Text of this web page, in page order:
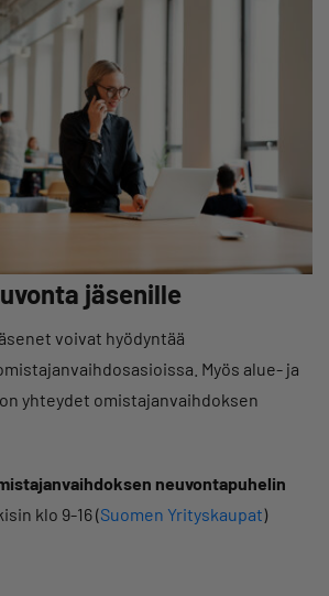
jäsenille
voivat hyödyntää
Myös alue- ja
yhteydet omistajanvaihdoksen
neuvontapuhelin
klo 9-16 (Suomen Yrityskaupat)